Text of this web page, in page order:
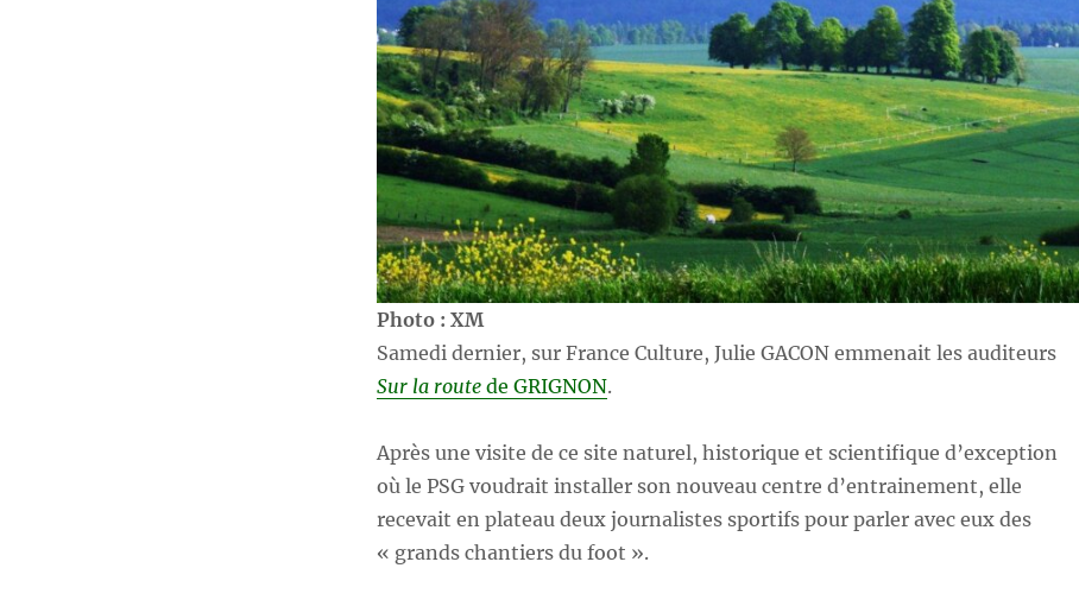
Photo : XM
Samedi dernier, sur France Culture, Julie GACON emmenait les auditeurs
Sur la route de GRIGNON.
Après une visite de ce site naturel, historique et scientifique d’exception
où le PSG voudrait installer son nouveau centre d’entrainement, elle
recevait en plateau deux journalistes sportifs pour parler avec eux des
« grands chantiers du foot ».